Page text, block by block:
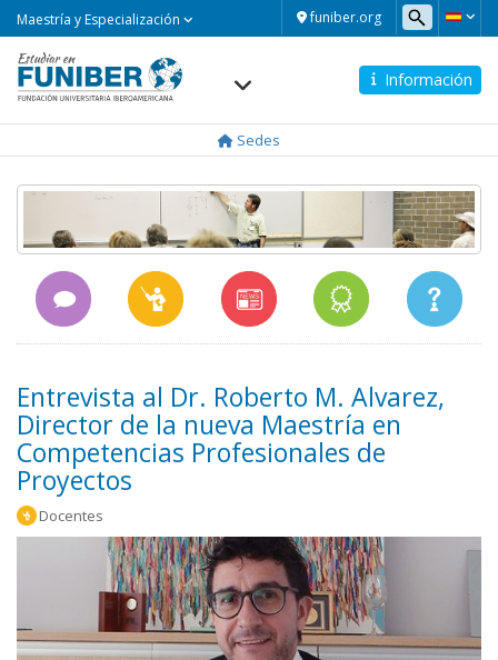
funiber.org
Maestría y Especialización
Información
Sedes
Entrevista al Dr. Roberto M. Alvarez,
Director de la nueva Maestría en
Competencias Profesionales de
Proyectos
Docentes